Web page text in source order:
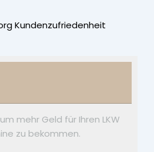
mehr Geld für Ihren LKW
zu bekommen.